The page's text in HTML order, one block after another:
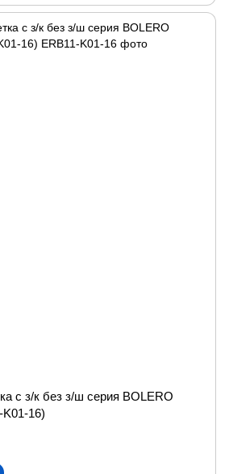
с з/к без з/ш серия BOLERO
16)